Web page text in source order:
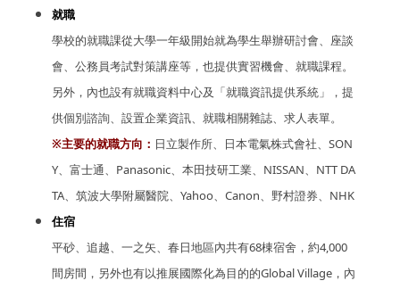
就職
學校的就職課從大學一年級開始就為學生舉辦研討會、座談
會、公務員考試對策講座等，也提供實習機會、就職課程。
另外，內也設有就職資料中心及「就職資訊提供系統」，提
供個別諮詢、設置企業資訊、就職相關雜誌、求人表單。
※主要的就職方向： 日立製作所、日本電氣株式會社、SON
Y、富士通、Panasonic、本田技研工業、NISSAN、NTT DA
TA、筑波大學附屬醫院、Yahoo、Canon、野村證券、NHK
住宿
平砂、追越、一之矢、春日地區內共有68棟宿舍，約4,000
間房間，另外也有以推展國際化為目的的Global Village，內